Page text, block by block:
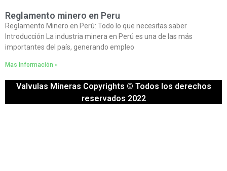
Reglamento minero en Peru
Reglamento Minero en Perú: Todo lo que necesitas saber
Introducción La industria minera en Perú es una de las más
importantes del país, generando empleo
Mas Información »
Valvulas Mineras Copyrights © Todos los derechos
reservados 2022